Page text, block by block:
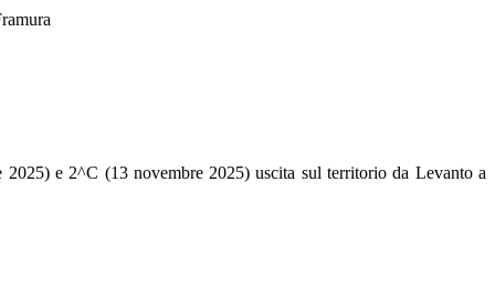
e 2^C (13 novembre 2025) uscita sul territorio da Levanto a